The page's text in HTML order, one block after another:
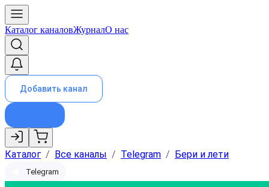
Каталог каналовЖурналО нас
Добавить канал
Каталог / Все каналы / Telegram / Бери и лети
Telegram